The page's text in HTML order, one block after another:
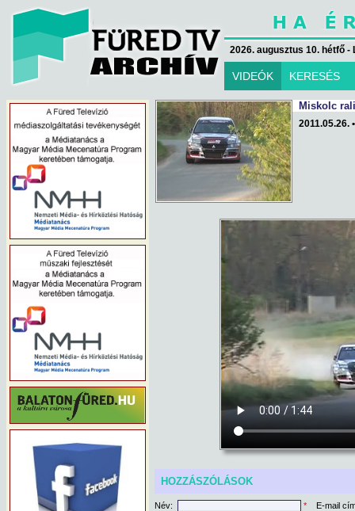
2026. augusztus 10. hétfő -
VIDEÓK KERESÉS
Miskolc rali
2011.05.26. •
HOZZÁSZÓLÁSOK
Név: * E-mail